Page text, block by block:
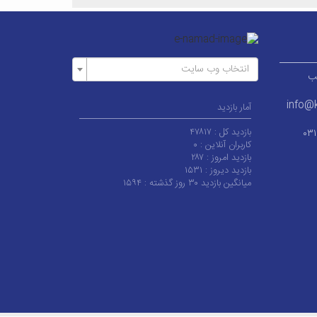
قطب
انتخاب وب سایت
آمار بازدید
بازدید کل : ۴۷۸۱۷
کاربران آنلاین : ۰
بازدید امروز : ۲۸۷
بازدید دیروز : ۱۵۳۱
میانگین بازدید ۳۰ روز گذشته :
۱۵۹۴